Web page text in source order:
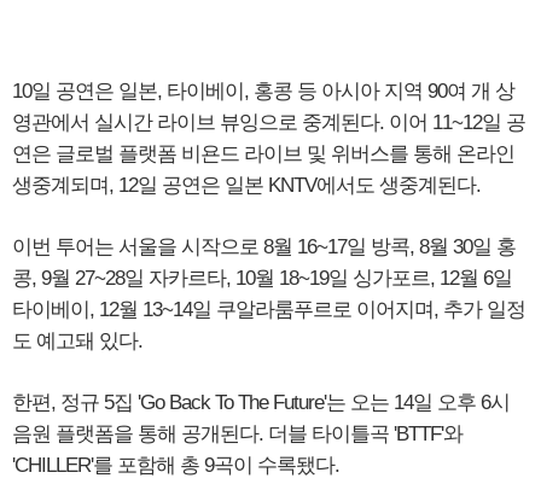
10일 공연은 일본, 타이베이, 홍콩 등 아시아 지역 90여 개 상
영관에서 실시간 라이브 뷰잉으로 중계된다. 이어 11~12일 공
연은 글로벌 플랫폼 비욘드 라이브 및 위버스를 통해 온라인
생중계되며, 12일 공연은 일본 KNTV에서도 생중계된다.
이번 투어는 서울을 시작으로 8월 16~17일 방콕, 8월 30일 홍
콩, 9월 27~28일 자카르타, 10월 18~19일 싱가포르, 12월 6일
타이베이, 12월 13~14일 쿠알라룸푸르로 이어지며, 추가 일정
도 예고돼 있다.
한편, 정규 5집 'Go Back To The Future'는 오는 14일 오후 6시
음원 플랫폼을 통해 공개된다. 더블 타이틀곡 'BTTF'와
'CHILLER'를 포함해 총 9곡이 수록됐다.